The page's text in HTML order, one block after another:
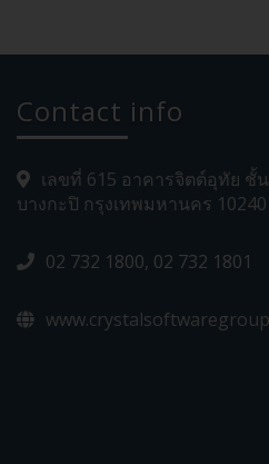
Contact info
เลขที่ 615 อาคารจิตต์อุทัย ชั้
บางกะปิ กรุงเทพมหานคร 10240
02 732 1800, 02 732 1801